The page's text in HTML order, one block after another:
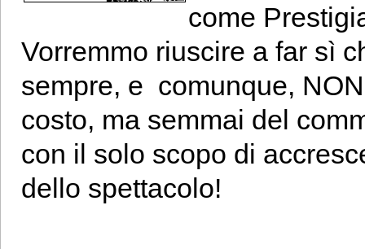
come
Vorremmo riuscire a far sì
sempre, e comunque,
costo, ma semmai del
con il solo scopo di
dello spettacolo!